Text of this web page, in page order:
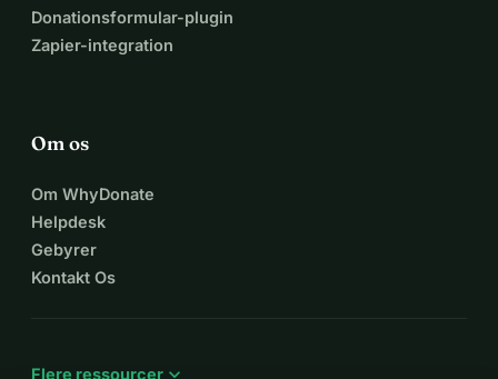
Donationsformular-plugin
Zapier-integration
Om os
Om WhyDonate
Helpdesk
Gebyrer
Kontakt Os
Flere ressourcer expand_more